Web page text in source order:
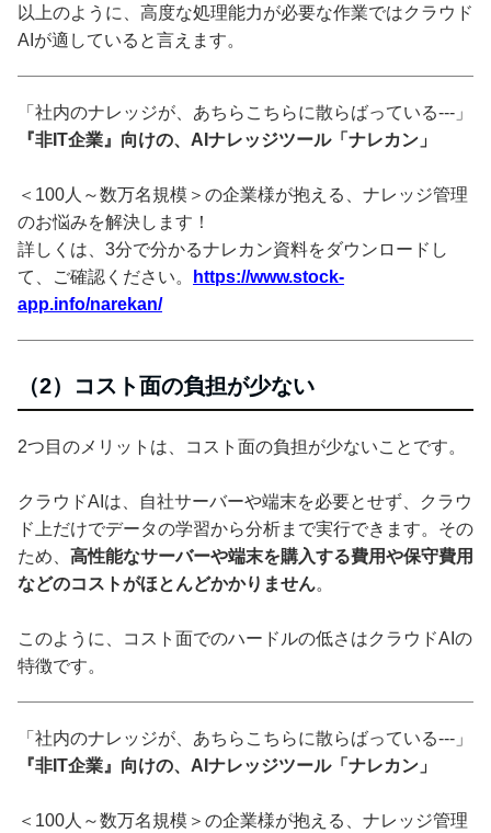
以上のように、高度な処理能力が必要な作業ではクラウド
AIが適していると言えます。
「社内のナレッジが、あちらこちらに散らばっている---」
『非IT企業』向けの、AIナレッジツール「ナレカン」
＜100人～数万名規模＞の企業様が抱える、ナレッジ管理
のお悩みを解決します！
詳しくは、3分で分かるナレカン資料をダウンロードし
て、ご確認ください。
https://www.stock-
app.info/narekan/
（2）コスト面の負担が少ない
2つ目のメリットは、コスト面の負担が少ないことです。
クラウドAIは、自社サーバーや端末を必要とせず、クラウ
ド上だけでデータの学習から分析まで実行できます。その
ため、 高性能なサーバーや端末を購入する費用や保守費用
などのコストがほとんどかかりません。
このように、コスト面でのハードルの低さはクラウドAIの
特徴です。
「社内のナレッジが、あちらこちらに散らばっている---」
『非IT企業』向けの、AIナレッジツール「ナレカン」
＜100人～数万名規模＞の企業様が抱える、ナレッジ管理